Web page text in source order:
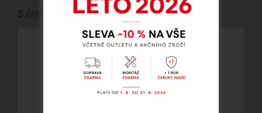
S čím vám můžeme pomoci?